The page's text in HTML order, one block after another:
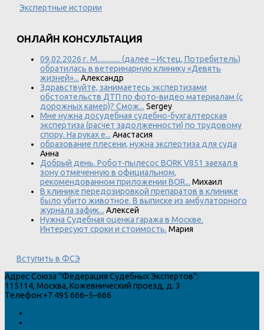
Экспертные истории
ОНЛАЙН КОНСУЛЬТАЦИЯ
09.02.2026 г. М............. (далее – Истец, Потребитель)
обратилась в ветеринарную клинику «Девять
жизней»... Александр
Здравствуйте, занимаетесь экспертизами
обстоятельств ДТП по фото-видео материалам (с
дорожных камер)? Смож... Sergey
Мне нужна досудебная судебно-бухгалтерская
экспертиза (расчет задолженности) по трудовому
спору. На руках е... Анастасия
образование плесени, нужна экспертиза для суда
Анна
Добрый день. Робот-пылесос BORK V851 заехал в
зону отмеченную в официальном,
рекомендованном приложении BOR... Михаил
В клинике передозировкой препаратов в клинике
было убито животное. В выписке из амбулаторного
журнала зафик... Алексей
Нужна Судебная оценка гаража в Москве.
Интересуют сроки и стоимость. Мария
Вступить в ФСЭ
Адрес Союза "Федерация Судебных Экспертов":
115114, Москва, Кожевнический проезд, д. 3
Телефон:+7 495 666–5–666